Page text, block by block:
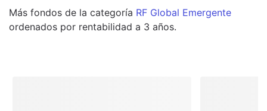
Más fondos de la categoría RF Global Emergente
ordenados por rentabilidad a 3 años.